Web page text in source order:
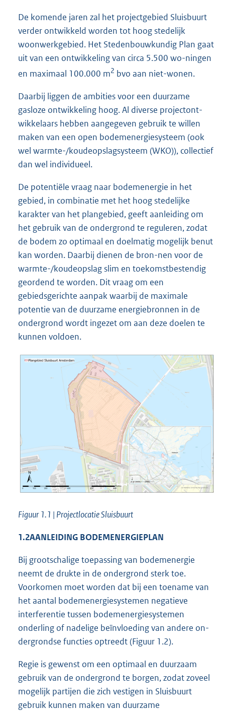
De komende jaren zal het projectgebied Sluisbuurt
verder ontwikkeld worden tot hoog stedelijk
woonwerkgebied. Het Stedenbouwkundig Plan gaat
uit van een ontwikkeling van circa 5.500 wo-ningen
en maximaal 100.000 m2 bvo aan niet-wonen.
Daarbij liggen de ambities voor een duurzame
gasloze ontwikkeling hoog. Al diverse projectont-
wikkelaars hebben aangegeven gebruik te willen
maken van een open bodemenergiesysteem (ook
wel warmte-/koudeopslagsysteem (WKO)), collectief
dan wel individueel.
De potentiële vraag naar bodemenergie in het
gebied, in combinatie met het hoog stedelijke
karakter van het plangebied, geeft aanleiding om
het gebruik van de ondergrond te reguleren, zodat
de bodem zo optimaal en doelmatig mogelijk benut
kan worden. Daarbij dienen de bron-nen voor de
warmte-/koudeopslag slim en toekomstbestendig
geordend te worden. Dit vraag om een
gebiedsgerichte aanpak waarbij de maximale
potentie van de duurzame energiebronnen in de
ondergrond wordt ingezet om aan deze doelen te
kunnen voldoen.
Figuur 1.1 | Projectlocatie Sluisbuurt
1.2AANLEIDING BODEMENERGIEPLAN
Bij grootschalige toepassing van bodemenergie
neemt de drukte in de ondergrond sterk toe.
Voorkomen moet worden dat bij een toename van
het aantal bodemenergiesystemen negatieve
interferentie tussen bodemenergiesystemen
onderling of nadelige beïnvloeding van andere on-
dergrondse functies optreedt (Figuur 1.2).
Regie is gewenst om een optimaal en duurzaam
gebruik van de ondergrond te borgen, zodat zoveel
mogelijk partijen die zich vestigen in Sluisbuurt
gebruik kunnen maken van duurzame